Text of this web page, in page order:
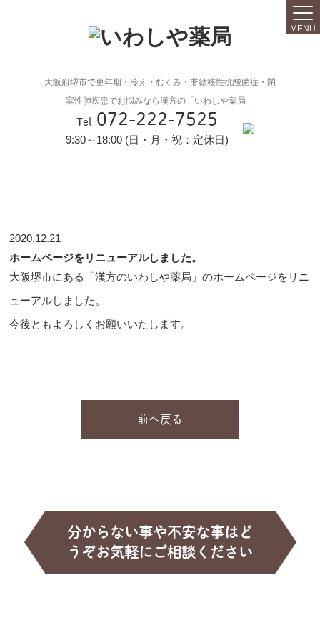
大阪府堺市で更年期・冷え・むくみ・非結核性抗酸菌症・閉
塞性肺疾患でお悩みなら漢方の「いわしや薬局」
Tel 072-222-7525
9:30～18:00 (日・月・祝：定休日)
MENU
2020.12.21
ホームページをリニューアルしました。
大阪堺市にある「漢方のいわしや薬局」のホームページをリニ
ューアルしました。
今後ともよろしくお願いいたします。
前へ戻る
分からない事や不安な事はど
うぞお気軽にご相談ください